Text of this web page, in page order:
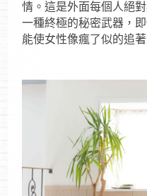
情。這是外面每個人絕
一種終極的秘密武器，
能使女性像瘋了似的追著